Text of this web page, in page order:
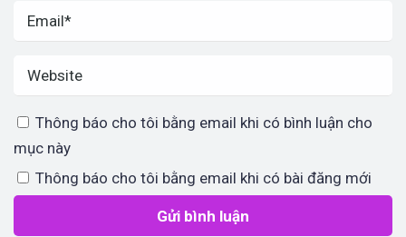
Thông báo cho tôi bằng email khi có bình luận cho
mục này
Thông báo cho tôi bằng email khi có bài đăng mới